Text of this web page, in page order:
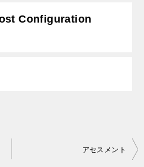
Configuration
アセスメント